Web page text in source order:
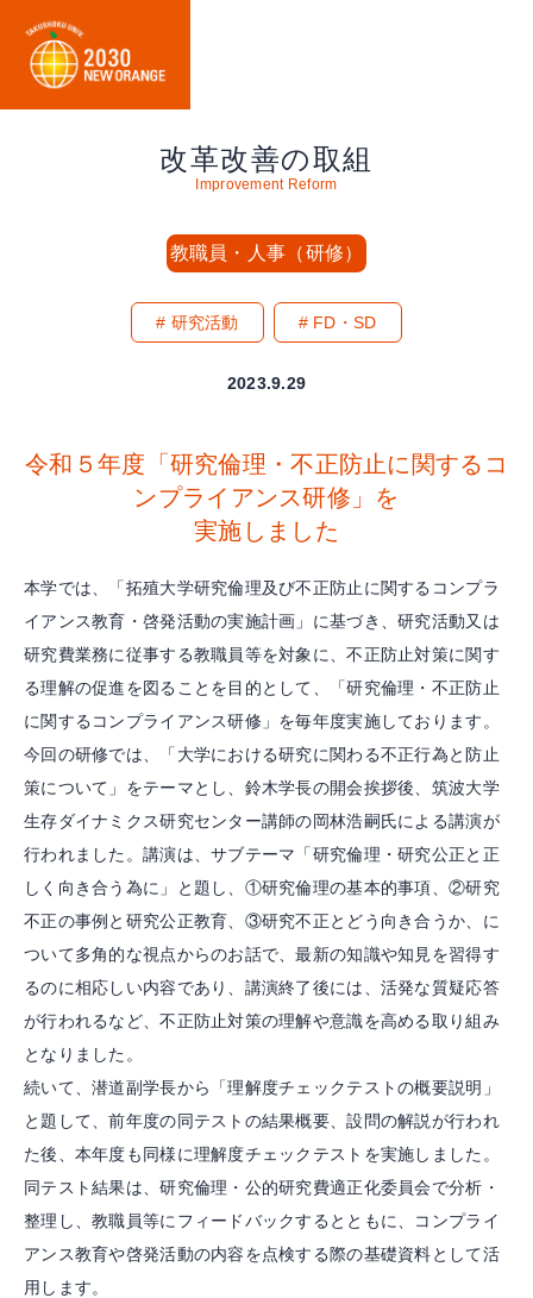
改革改善の取組
Improvement Reform
教職員・人事（研修）
研究活動 FD・SD
2023.9.29
令和５年度「研究倫理・不正防止に関するコ
ンプライアンス研修」を
実施しました
本学では、「拓殖大学研究倫理及び不正防止に関するコンプラ
イアンス教育・啓発活動の実施計画」に基づき、研究活動又は
研究費業務に従事する教職員等を対象に、不正防止対策に関す
る理解の促進を図ることを目的として、「研究倫理・不正防止
に関するコンプライアンス研修」を毎年度実施しております。
今回の研修では、「大学における研究に関わる不正行為と防止
策について」をテーマとし、鈴木学長の開会挨拶後、筑波大学
生存ダイナミクス研究センター講師の岡林浩嗣氏による講演が
行われました。講演は、サブテーマ「研究倫理・研究公正と正
しく向き合う為に」と題し、①研究倫理の基本的事項、②研究
不正の事例と研究公正教育、③研究不正とどう向き合うか、に
ついて多角的な視点からのお話で、最新の知識や知見を習得す
るのに相応しい内容であり、講演終了後には、活発な質疑応答
が行われるなど、不正防止対策の理解や意識を高める取り組み
となりました。
続いて、潜道副学長から「理解度チェックテストの概要説明」
と題して、前年度の同テストの結果概要、設問の解説が行われ
た後、本年度も同様に理解度チェックテストを実施しました。
同テスト結果は、研究倫理・公的研究費適正化委員会で分析・
整理し、教職員等にフィードバックするとともに、コンプライ
アンス教育や啓発活動の内容を点検する際の基礎資料として活
用します。